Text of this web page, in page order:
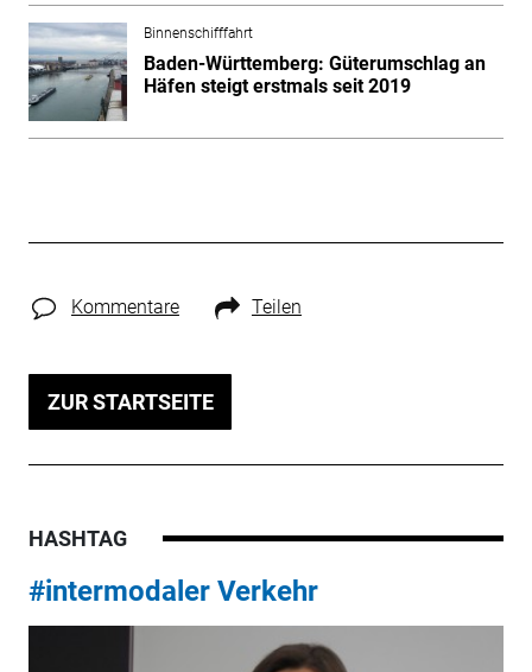
Binnenschifffahrt
Baden-Württemberg: Güterumschlag an
Häfen steigt erstmals seit 2019
Kommentare Teilen
ZUR STARTSEITE
HASHTAG
#intermodaler Verkehr